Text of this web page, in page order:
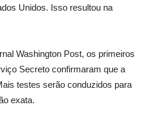
Unidos. Isso resultou na
Washington Post, os primeiros
Secreto confirmaram que a
testes serão conduzidos para
exata.